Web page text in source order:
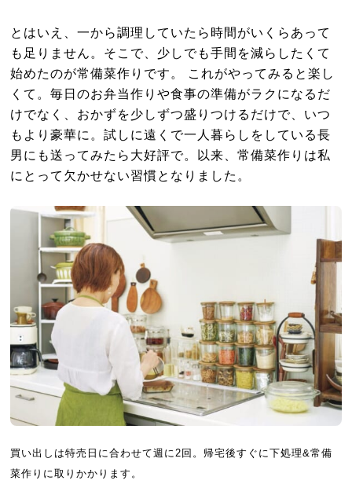
とはいえ、一から調理していたら時間がいくらあって
も足りません。そこで、少しでも手間を減らしたくて
始めたのが常備菜作りです。 これがやってみると楽し
くて。毎日のお弁当作りや食事の準備がラクになるだ
けでなく、おかずを少しずつ盛りつけるだけで、いつ
もより豪華に。試しに遠くで一人暮らしをしている長
男にも送ってみたら大好評で。以来、常備菜作りは私
にとって欠かせない習慣となりました。
買い出しは特売日に合わせて週に2回。帰宅後すぐに下処理&常備
菜作りに取りかかります。